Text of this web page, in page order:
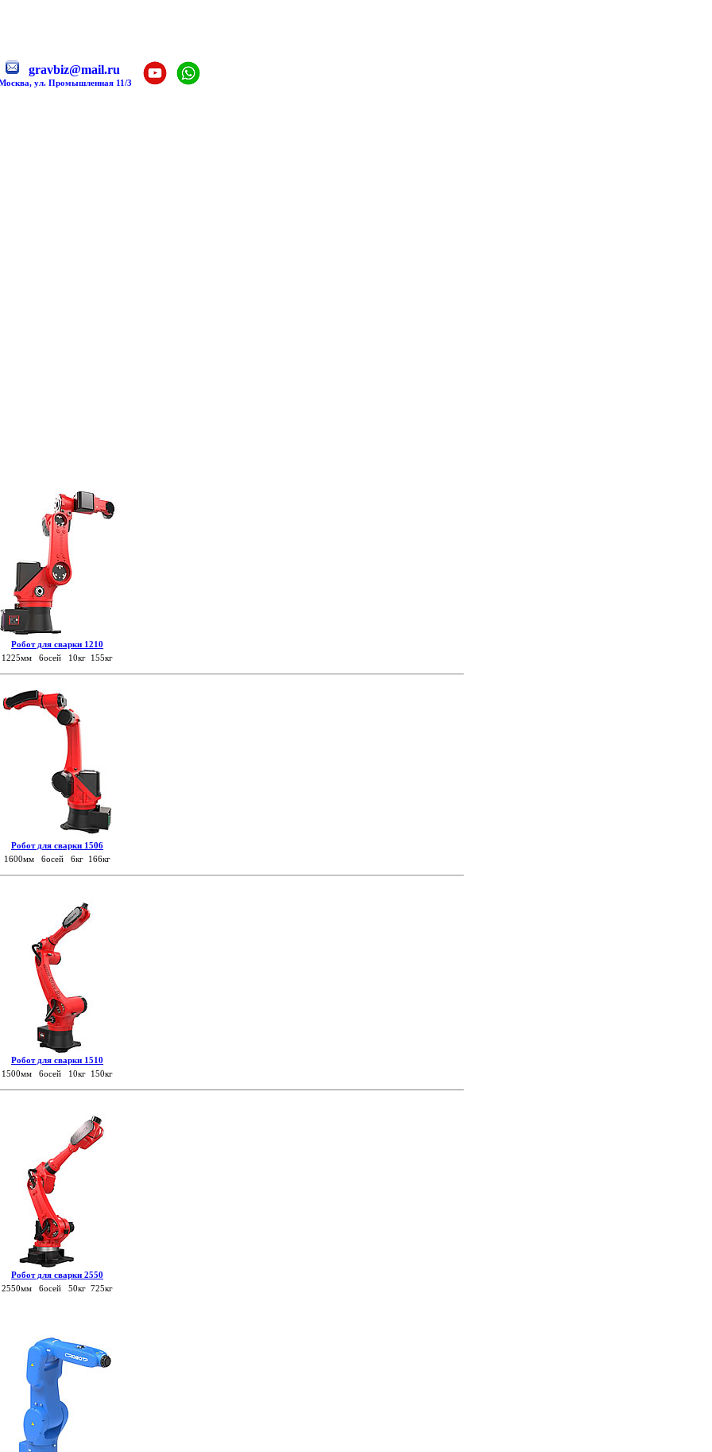
gravbiz@mail.ru
ул. Промышленная 11/3
Робот для сварки 1210
1225мм 6осей 10кг 155кг
Робот для сварки 1506
1600мм 6осей 6кг 166кг
Робот для сварки 1510
1500мм 6осей 10кг 150кг
Робот для сварки 2550
2550мм 6осей 50кг 725кг